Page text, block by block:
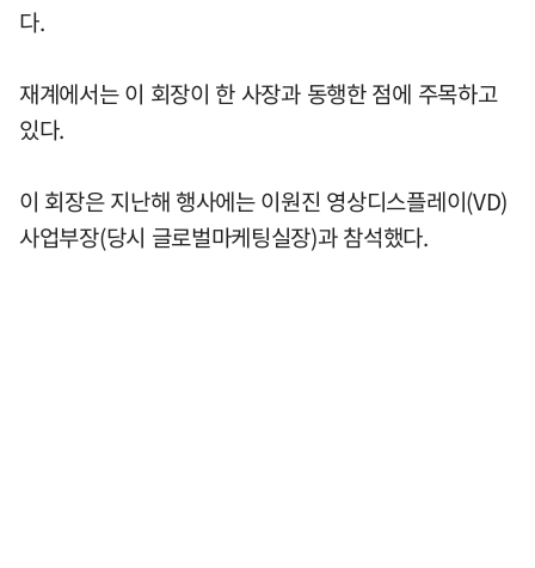
다.
재계에서는 이 회장이 한 사장과 동행한 점에 주목하고
있다.
이 회장은 지난해 행사에는 이원진 영상디스플레이(VD)
사업부장(당시 글로벌마케팅실장)과 참석했다.